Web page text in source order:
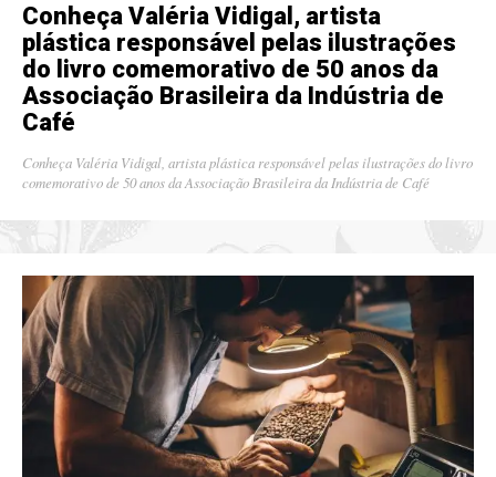
Conheça Valéria Vidigal, artista
plástica responsável pelas ilustrações
do livro comemorativo de 50 anos da
Associação Brasileira da Indústria de
Café
Conheça Valéria Vidigal, artista plástica responsável pelas ilustrações do livro
comemorativo de 50 anos da Associação Brasileira da Indústria de Café